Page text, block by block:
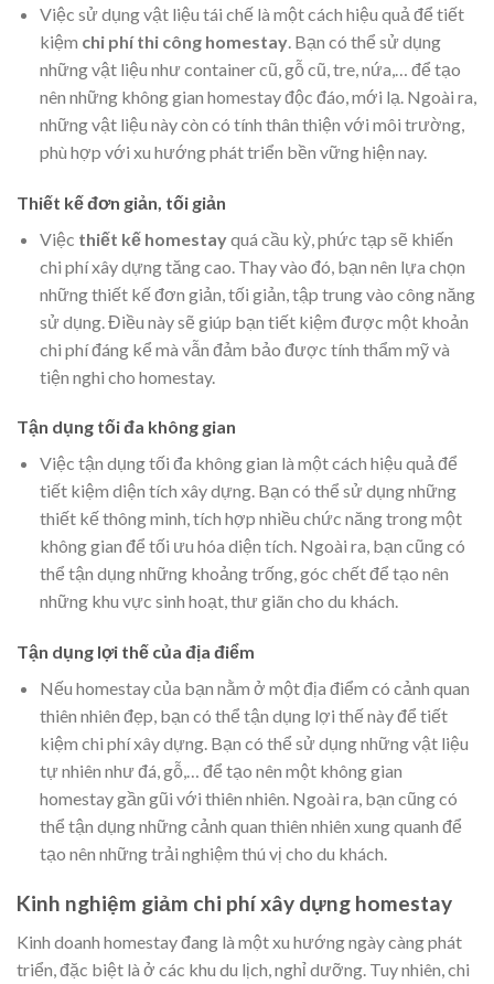
Việc sử dụng vật liệu tái chế là một cách hiệu quả để tiết
kiệm chi phí thi công homestay. Bạn có thể sử dụng
những vật liệu như container cũ, gỗ cũ, tre, nứa,… để tạo
nên những không gian homestay độc đáo, mới lạ. Ngoài ra,
những vật liệu này còn có tính thân thiện với môi trường,
phù hợp với xu hướng phát triển bền vững hiện nay.
Thiết kế đơn giản, tối giản
Việc thiết kế homestayquá cầu kỳ, phức tạp sẽ khiến
chi phí xây dựng tăng cao. Thay vào đó, bạn nên lựa chọn
những thiết kế đơn giản, tối giản, tập trung vào công năng
sử dụng. Điều này sẽ giúp bạn tiết kiệm được một khoản
chi phí đáng kể mà vẫn đảm bảo được tính thẩm mỹ và
tiện nghi cho homestay.
Tận dụng tối đa không gian
Việc tận dụng tối đa không gian là một cách hiệu quả để
tiết kiệm diện tích xây dựng. Bạn có thể sử dụng những
thiết kế thông minh, tích hợp nhiều chức năng trong một
không gian để tối ưu hóa diện tích. Ngoài ra, bạn cũng có
thể tận dụng những khoảng trống, góc chết để tạo nên
những khu vực sinh hoạt, thư giãn cho du khách.
Tận dụng lợi thế của địa điểm
Nếu homestay của bạn nằm ở một địa điểm có cảnh quan
thiên nhiên đẹp, bạn có thể tận dụng lợi thế này để tiết
kiệm chi phí xây dựng. Bạn có thể sử dụng những vật liệu
tự nhiên như đá, gỗ,… để tạo nên một không gian
homestay gần gũi với thiên nhiên. Ngoài ra, bạn cũng có
thể tận dụng những cảnh quan thiên nhiên xung quanh để
tạo nên những trải nghiệm thú vị cho du khách.
Kinh nghiệm giảm chi phí xây dựng homestay
Kinh doanh homestay đang là một xu hướng ngày càng phát
triển, đặc biệt là ở các khu du lịch, nghỉ dưỡng. Tuy nhiên, chi